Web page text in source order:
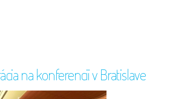
na konferencii v Bratislave